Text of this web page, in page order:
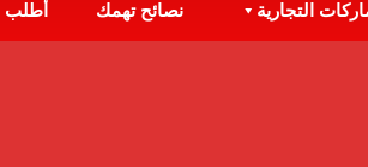
التجارية نصائح تهمك